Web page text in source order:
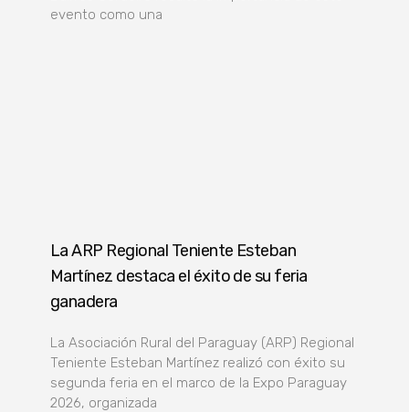
evento como una
La ARP Regional Teniente Esteban
Martínez destaca el éxito de su feria
ganadera
La Asociación Rural del Paraguay (ARP) Regional
Teniente Esteban Martínez realizó con éxito su
segunda feria en el marco de la Expo Paraguay
2026, organizada